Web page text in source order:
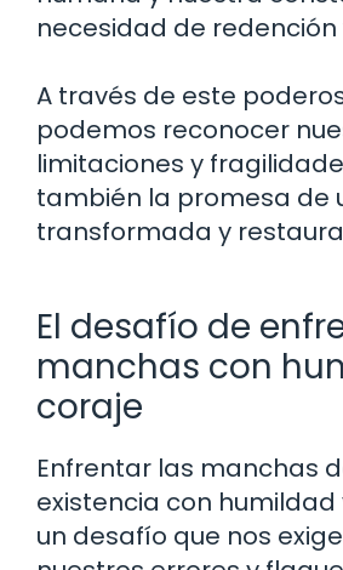
necesidad de redención
A través de este
podemos reconocer
limitaciones y
también la promesa de
transformada y
El desafío de
manchas con
coraje
Enfrentar las manchas
existencia con humildad
un desafío que nos